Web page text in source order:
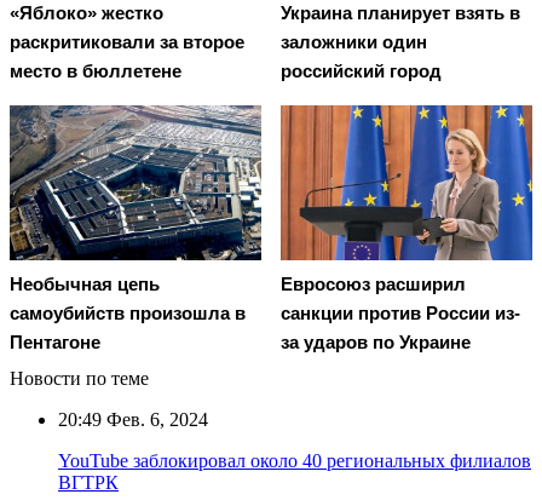
«Яблоко» жестко
раскритиковали за второе
место в бюллетене
Украина планирует взять в
заложники один
российский город
Необычная цепь
самоубийств произошла в
Пентагоне
Евросоюз расширил
санкции против России из-
за ударов по Украине
Новости по теме
20:49 Фев. 6, 2024
YouTube заблокировал около 40 региональных филиалов
ВГТРК